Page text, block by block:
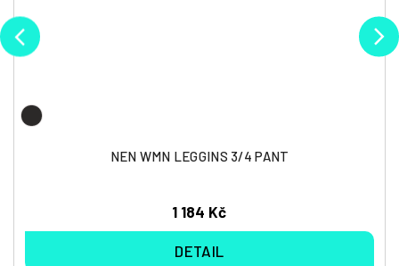
NEN WMN LEGGINS 3/4 PANT
1 184 Kč
DETAIL